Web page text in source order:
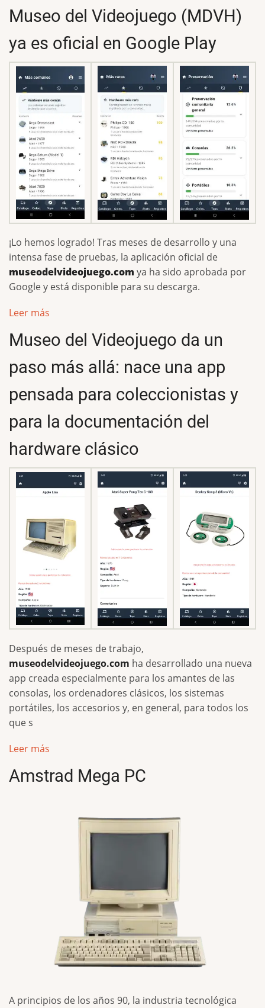
Museo del Videojuego (MDVH)
ya es oficial en Google Play
¡Lo hemos logrado! Tras meses de desarrollo y una
intensa fase de pruebas, la aplicación oficial de
museodelvideojuego.com ya ha sido aprobada por
Google y está disponible para su descarga.
Leer más
Museo del Videojuego da un
paso más allá: nace una app
pensada para coleccionistas y
para la documentación del
hardware clásico
Después de meses de trabajo,
museodelvideojuego.com ha desarrollado una nueva
app creada especialmente para los amantes de las
consolas, los ordenadores clásicos, los sistemas
portátiles, los accesorios y, en general, para todos los
que s
Leer más
Amstrad Mega PC
A principios de los años 90, la industria tecnológica